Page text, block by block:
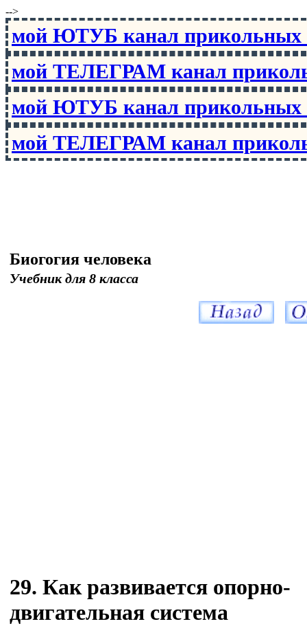
-->
мой ЮТУБ канал
мой ТЕЛЕГРАМ канал
мой ЮТУБ канал
мой ТЕЛЕГРАМ канал
Биогогия человека
Учебник для 8 класса
29. Как развивается опорно-
двигательная система